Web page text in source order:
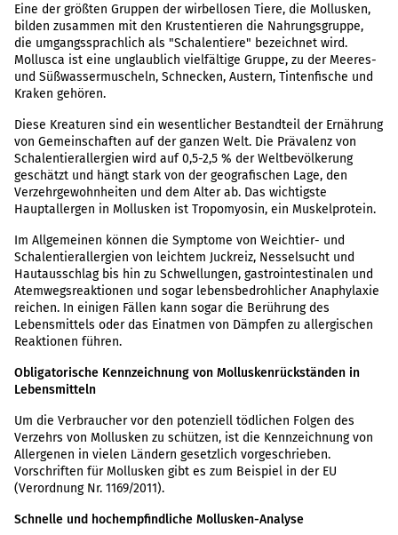
Eine der größten Gruppen der wirbellosen Tiere, die Mollusken,
bilden zusammen mit den Krustentieren die Nahrungsgruppe,
die umgangssprachlich als "Schalentiere" bezeichnet wird.
Mollusca ist eine unglaublich vielfältige Gruppe, zu der Meeres-
und Süßwassermuscheln, Schnecken, Austern, Tintenfische und
Kraken gehören.
Diese Kreaturen sind ein wesentlicher Bestandteil der Ernährung
von Gemeinschaften auf der ganzen Welt. Die Prävalenz von
Schalentierallergien wird auf 0,5-2,5 % der Weltbevölkerung
geschätzt und hängt stark von der geografischen Lage, den
Verzehrgewohnheiten und dem Alter ab. Das wichtigste
Hauptallergen in Mollusken ist Tropomyosin, ein Muskelprotein.
Im Allgemeinen können die Symptome von Weichtier- und
Schalentierallergien von leichtem Juckreiz, Nesselsucht und
Hautausschlag bis hin zu Schwellungen, gastrointestinalen und
Atemwegsreaktionen und sogar lebensbedrohlicher Anaphylaxie
reichen. In einigen Fällen kann sogar die Berührung des
Lebensmittels oder das Einatmen von Dämpfen zu allergischen
Reaktionen führen.
Obligatorische Kennzeichnung von Molluskenrückständen in
Lebensmitteln
Um die Verbraucher vor den potenziell tödlichen Folgen des
Verzehrs von Mollusken zu schützen, ist die Kennzeichnung von
Allergenen in vielen Ländern gesetzlich vorgeschrieben.
Vorschriften für Mollusken gibt es zum Beispiel in der EU
(Verordnung Nr. 1169/2011).
Schnelle und hochempfindliche Mollusken-Analyse